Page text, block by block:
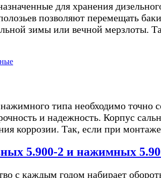
для хранения
позволяют перемещать
зимы или вечной мерзлоты.
типа необходимо точно
и надежность. Корпус
коррозии. Так, если при
5.900-2 и нажимных
с каждым годом набирает